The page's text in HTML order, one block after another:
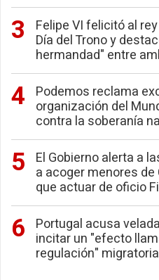
Felipe VI felicitó al
Día del Trono y
hermandad" entre
Podemos reclama
organización del
contra la soberanía
El Gobierno alerta a
a acoger menores
que actuar de oficio
Portugal acusa
incitar un "efecto
regulación" migratoria